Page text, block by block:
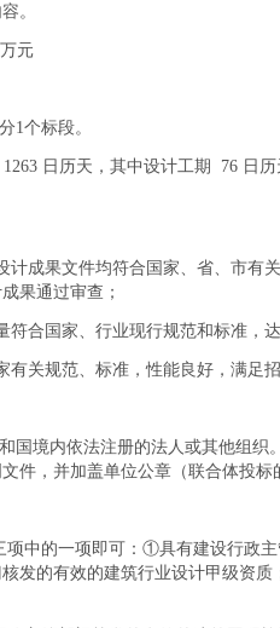
。
元
1个标段。
日历天，其中设计工期 76 日
计成果文件均符合国家、省、市有
果通过审查；
符合国家、行业现行规范和标准，
有关规范、标准，性能良好，满足招
国境内依法注册的法人或其他组
件，并加盖单位公章（联合体投标
项中的一项即可：①具有建设行政
发的有效的建筑行业设计甲级资